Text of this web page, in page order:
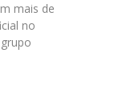
mais de
no